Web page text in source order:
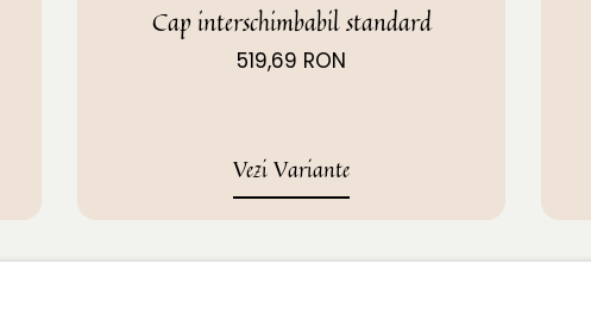
Cap interschimbabil standard
519,69 RON
Vezi Variante